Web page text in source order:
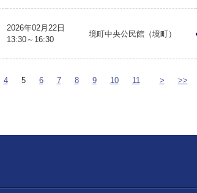
2026年02月22日
13:30～16:30
境町中央公民館（境町）
4 5 6 7 8 9 10 11 > >>